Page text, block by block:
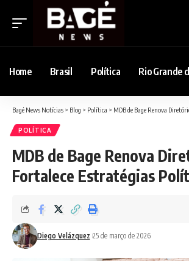
Home Brasil Política Rio Grande
Bagé News Notícias > Blog > Política > MDB de Bage Renova Diretório e
POLÍTICA
MDB de Bage Renova
Fortalece Estratégias
Diego Velázquez 25 de março de 2026